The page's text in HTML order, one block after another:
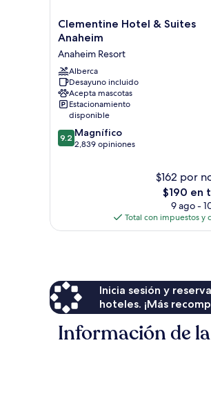
Clementine
Hotel
Suites
Anaheim
Anaheim
Resort
Clementine Hotel & Suites
Anaheim
Anaheim Resort
Alberca
Desayuno incluido
Acepta mascotas
Estacionamiento
disponible
9.2
de
9.2 Magnífico
2,839 opiniones
$162 por
El
precio
actual
es
$190 en
9 ago -
Total con impuestos y
Inicia sesión y
hoteles. ¡Más
Información de